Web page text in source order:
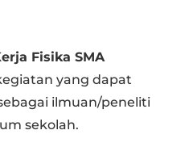
Fisika SMA
yang dapat
ilmuan/peneliti
sekolah.